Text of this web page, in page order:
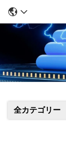
全カテゴリー